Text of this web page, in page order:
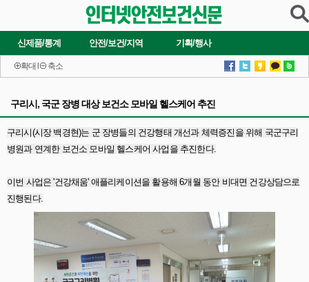
신제품/통계 안전/보건/지역 기획/행사
확대 축소
구리시, 국군 장병 대상 보건소 모바일 헬스케어 추진
구리시(시장 백경현)는 군 장병들의 건강행태 개선과 체력증진을 위해 국군구리
병원과 연계한 보건소 모바일 헬스케어 사업을 추진한다.
이번 사업은 '건강채움' 애플리케이션을 활용해 6개월 동안 비대면 건강상담으로
진행된다.